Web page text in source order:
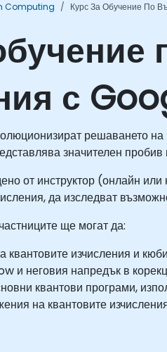
Computing Курс За Обучение По
с
решаването
значителен пробив
от инструктор (онлайн
да изследват
ще могат да:
квантовите изчисления и
и неговия напредък в
квантови програми,
на квантовите